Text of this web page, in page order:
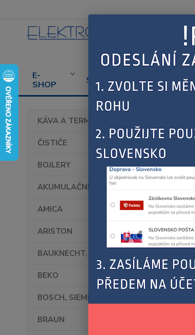
E-
SHOP
SERVIS
SERVISU
KÁVA A TERMOHRNKY
ČISTIČE
BOJLERY
AKUMULAČNÍ KAMNA
AMICA
ARISTON
BAUKNECHT, WHIRLPOOL
BEKO
BOSCH, SIEMENS
BRAUN